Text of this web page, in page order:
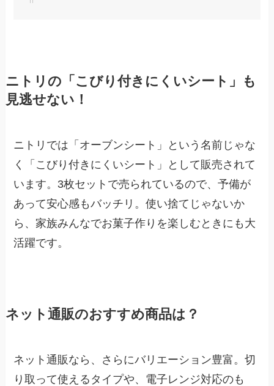
ニトリの「こびり付きにくいシート」も
見逃せない！
ニトリでは「オーブンシート」という名前じゃな
く「こびり付きにくいシート」として販売されて
います。3枚セットで売られているので、予備が
あって安心感もバッチリ。使い捨てじゃないか
ら、家族みんなでお菓子作りを楽しむときにも大
活躍です。
ネット通販のおすすめ商品は？
ネット通販なら、さらにバリエーション豊富。切
り取って使えるタイプや、電子レンジ対応のも